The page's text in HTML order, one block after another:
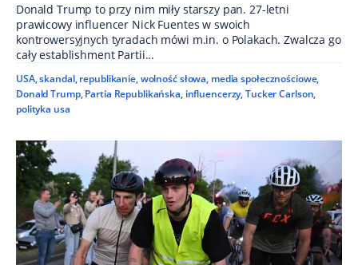
Donald Trump to przy nim miły starszy pan. 27-letni
prawicowy influencer Nick Fuentes w swoich
kontrowersyjnych tyradach mówi m.in. o Polakach. Zwalcza go
cały establishment Partii...
USA,skandal, republikanie,wolność słowa, media społecznościowe,
Donald Trump, Partia Republikańska, influencerzy,Tucker Carlson,
polityka usa